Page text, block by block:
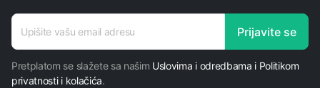
adresa
adresa
Prijavite se
Pretplatom se slažete sa našim Uslovima i odredbama i Politikom
privatnosti i kolačića.